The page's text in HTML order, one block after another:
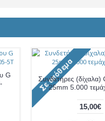
G
Συνδετήρες
25mm 5.000
15,00€